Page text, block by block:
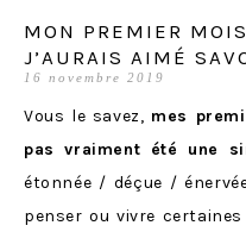
MON PREMIER
J’AURAIS AIMÉ
16 novembre 2019
Vous le savez, mes
pas vraiment été une
étonnée / déçue /
penser ou vivre